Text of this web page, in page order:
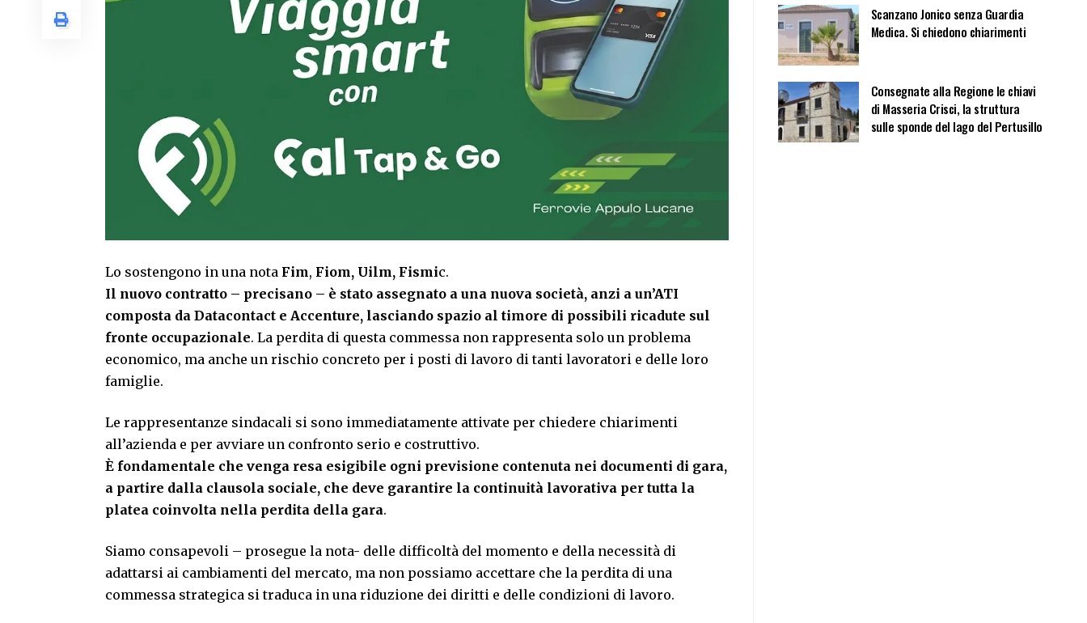
Lo sostengono in una nota Fim, Fiom, Uilm, Fismic.
Il nuovo contratto – precisano – è stato assegnato a una nuova società, anzi a un’ATI
composta da Datacontact e Accenture, lasciando spazio al timore di possibili ricadute sul
fronte occupazionale. La perdita di questa commessa non rappresenta solo un problema
economico, ma anche un rischio concreto per i posti di lavoro di tanti lavoratori e delle loro
famiglie.
Le rappresentanze sindacali si sono immediatamente attivate per chiedere chiarimenti
all’azienda e per avviare un confronto serio e costruttivo.
È fondamentale che venga resa esigibile ogni previsione contenuta nei documenti di gara,
a partire dalla clausola sociale, che deve garantire la continuità lavorativa per tutta la
platea coinvolta nella perdita della gara.
Siamo consapevoli – prosegue la nota- delle difficoltà del momento e della necessità di
adattarsi ai cambiamenti del mercato, ma non possiamo accettare che la perdita di una
commessa strategica si traduca in una riduzione dei diritti e delle condizioni di lavoro.
Scanzano Jonico senza Guardia
Medica. Si chiedono chiarimenti
Consegnate alla Regione le chiavi
di Masseria Crisci, la struttura
sulle sponde del lago del Pertusillo